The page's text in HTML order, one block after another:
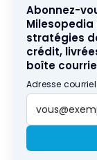
Abonnez-
Milesopedia
stratégies
crédit,
boîte
Adresse courriel